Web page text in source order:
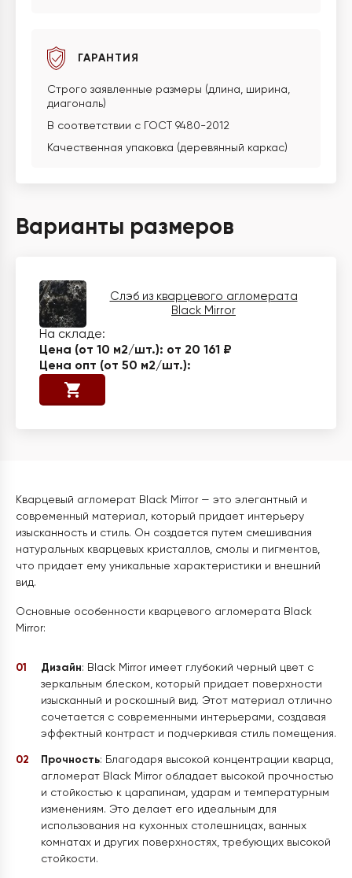
ГАРАНТИЯ
Строго заявленные размеры (длина, ширина,
диагональ)
В соответствии с ГОСТ 9480-2012
Качественная упаковка (деревянный каркас)
Варианты размеров
Слэб из кварцевого агломерата
Black Mirror
от 20 161 ₽
Кварцевый агломерат Black Mirror — это элегантный и
современный материал, который придает интерьеру
изысканность и стиль. Он создается путем смешивания
натуральных кварцевых кристаллов, смолы и пигментов,
что придает ему уникальные характеристики и внешний
вид.
Основные особенности кварцевого агломерата Black
Mirror:
Дизайн: Black Mirror имеет глубокий черный цвет с
зеркальным блеском, который придает поверхности
изысканный и роскошный вид. Этот материал отлично
сочетается с современными интерьерами, создавая
эффектный контраст и подчеркивая стиль помещения.
Прочность: Благодаря высокой концентрации кварца,
агломерат Black Mirror обладает высокой прочностью
и стойкостью к царапинам, ударам и температурным
изменениям. Это делает его идеальным для
использования на кухонных столешницах, ванных
комнатах и других поверхностях, требующих высокой
стойкости.